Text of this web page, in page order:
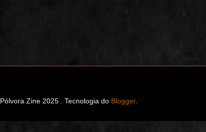
Pólvora Zine 2025 . Tecnologia do Blogger.